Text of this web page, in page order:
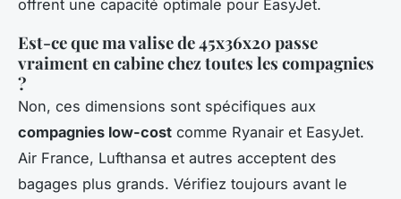
offrent une capacité optimale pour EasyJet.
Est-ce que ma valise de 45x36x20 passe
vraiment en cabine chez toutes les compagnies
?
Non, ces dimensions sont spécifiques aux
compagnies low-cost comme Ryanair et EasyJet.
Air France, Lufthansa et autres acceptent des
bagages plus grands. Vérifiez toujours avant le